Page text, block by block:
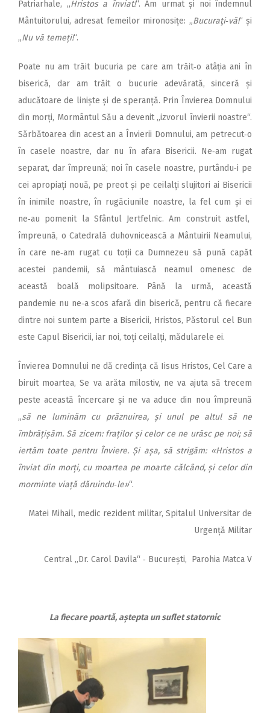
Patriarhale, „Hristos a înviat!“. Am urmat și noi îndemnul
Mântuitorului, adresat femeilor mironosițe: „Bucuraţi‑vă!“ și
„Nu vă temeți!“.
Poate nu am trăit bucuria pe care am trăit‑o atâția ani în
biserică, dar am trăit o bucurie adevărată, sinceră și
aducătoare de liniște și de speranță. Prin Învierea Domnului
din morți, Mormântul Său a devenit „izvorul învierii noastre“.
Sărbătoarea din acest an a Învierii Domnului, am petrecut‑o
în casele noastre, dar nu în afara Bisericii. Ne‑am rugat
separat, dar împreună; noi în casele noastre, purtându‑i pe
cei apropiați nouă, pe preot și pe ceilalți slujitori ai Bisericii
în inimile noastre, în rugăciunile noastre, la fel cum și ei
ne‑au pomenit la Sfântul Jertfelnic. Am construit astfel,
împreună, o Catedrală duhovnicească a Mântuirii Neamului,
în care ne‑am rugat cu toții ca Dumnezeu să pună capăt
acestei pandemii, să mântuiască neamul omenesc de
această boală molipsitoare. Până la urmă, această
pandemie nu ne‑a scos afară din biserică, pentru că fiecare
dintre noi suntem parte a Bisericii, Hristos, Păstorul cel Bun
este Capul Bisericii, iar noi, toți ceilalți, mădularele ei.
Învierea Domnului ne dă credința că Iisus Hristos, Cel Care a
biruit moartea, Se va arăta milostiv, ne va ajuta să trecem
peste această încercare și ne va aduce din nou împreună
„să ne luminăm cu prăznuirea, și unul pe altul să ne
îmbrățișăm. Să zicem: fraților și celor ce ne urăsc pe noi; să
iertăm toate pentru Înviere. Și așa, să strigăm: «Hristos a
înviat din morți, cu moartea pe moarte călcând, și celor din
morminte viață dăruindu‑le»“.
Matei Mihail, medic rezident militar, Spitalul Universitar de
Urgență Militar
Central „Dr. Carol Davila“ ‑ București, Parohia Matca V
La fiecare poartă, aștepta un suflet statornic